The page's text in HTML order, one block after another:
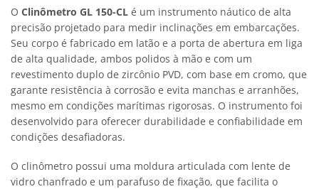
O Clinômetro GL 150-CL é um instrumento náutico de alta
precisão projetado para medir inclinações em embarcações.
Seu corpo é fabricado em latão e a porta de abertura em liga
de alta qualidade, ambos polidos à mão e com um
revestimento duplo de zircônio PVD, com base em cromo, que
garante resistência à corrosão e evita manchas e arranhões,
mesmo em condições marítimas rigorosas. O instrumento foi
desenvolvido para oferecer durabilidade e confiabilidade em
condições desafiadoras.
O clinômetro possui uma moldura articulada com lente de
vidro chanfrado e um parafuso de fixação, que facilita o